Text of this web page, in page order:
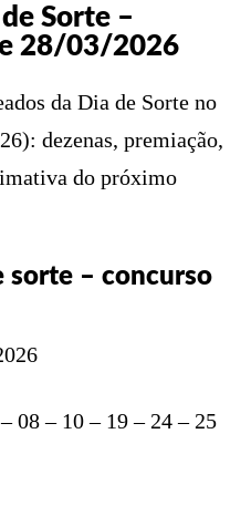
Sorte –
28/03/2026
da Dia de Sorte no
dezenas, premiação,
do próximo
sorte – concurso
08 – 10 – 19 – 24 – 25